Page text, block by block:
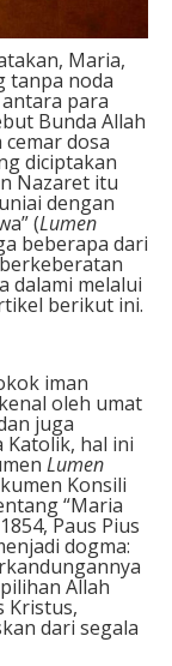
Maria,
tanpa noda
para
Bunda Allah
dosa
diciptakan
Nazaret itu
dengan
(Lumen
beberapa dari
dalami melalui
berikut ini.
iman
oleh umat
juga
Katolik, hal ini
Lumen
Konsili
“Maria
Paus Pius
dogma:
Allah
Kristus,
dari segala